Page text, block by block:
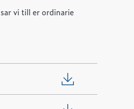
vi till er ordinarie